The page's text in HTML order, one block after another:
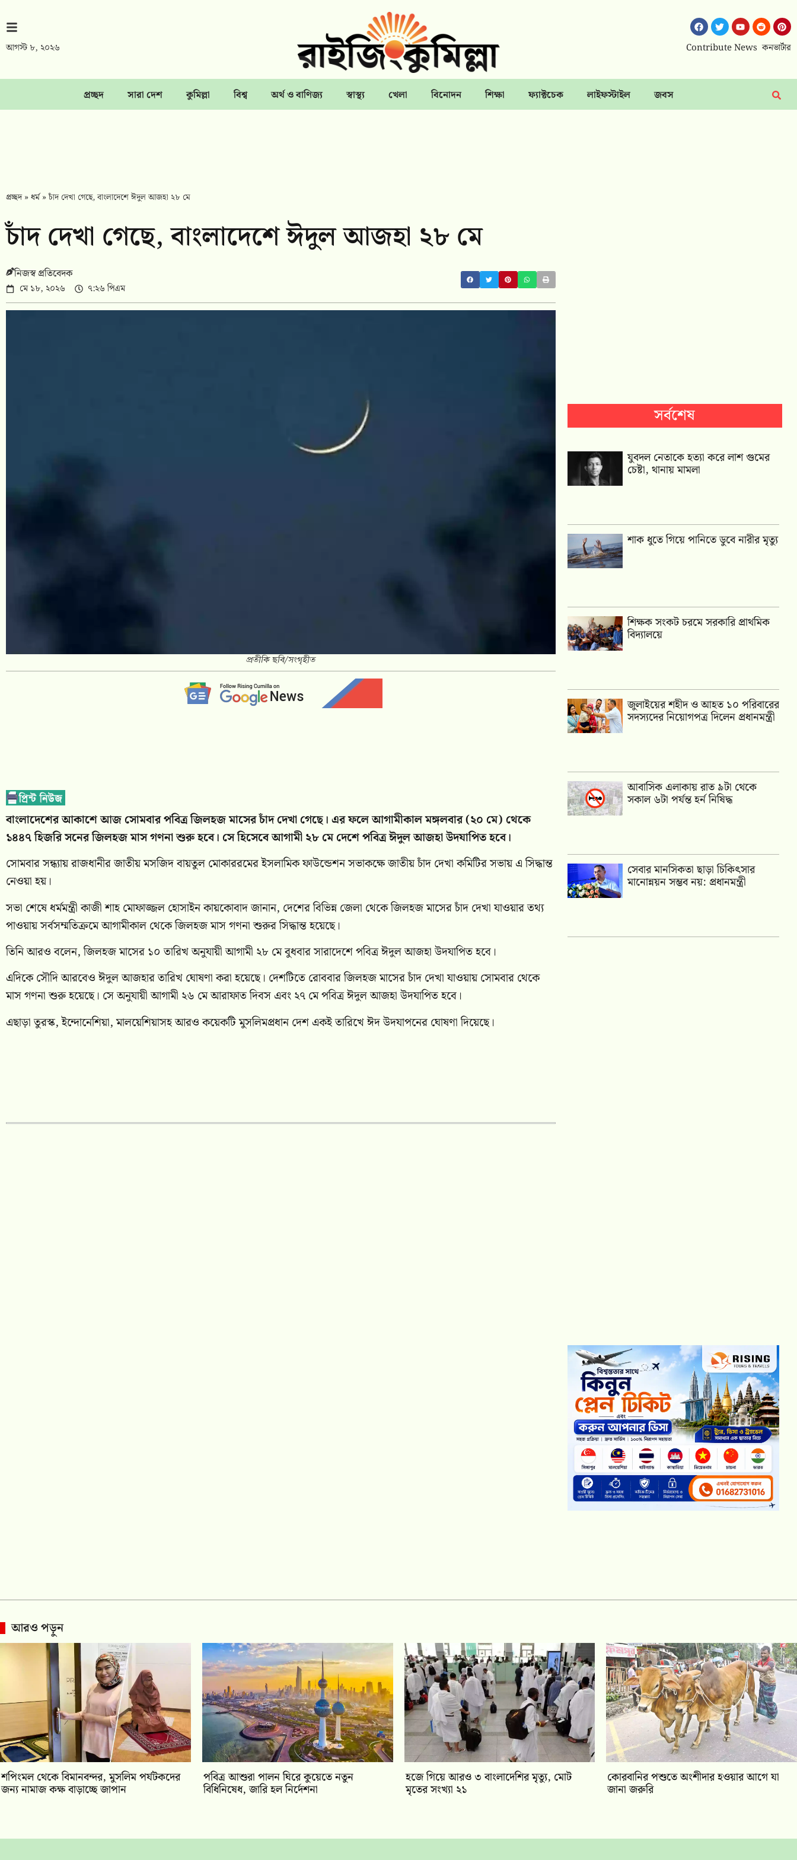
আগস্ট ৮, ২০২৬ Contribute News কনভার্টার
প্রচ্ছদ সারা দেশ কুমিল্লা বিশ্ব অর্থ ও বাণিজ্য স্বাস্থ্য খেলা বিনোদন শিক্ষা ফ্যাক্টচেক লাইফস্টাইল জবস
প্রচ্ছদ»ধর্ম»চাঁদ দেখা গেছে, বাংলাদেশে ঈদুল আজহা ২৮ মে
চাঁদ দেখা গেছে, বাংলাদেশে ঈদুল আজহা ২৮ মে
নিজস্ব প্রতিবেদক
মে ১৮, ২০২৬ ৭:২৬ পিএম
প্রতীকি ছবি/সংগৃহীত
বাংলাদেশের আকাশে আজ সোমবার পবিত্র জিলহজ মাসের চাঁদ দেখা গেছে। এর ফলে আগামীকাল মঙ্গলবার (২০ মে) থেকে
১৪৪৭ হিজরি সনের জিলহজ মাস গণনা শুরু হবে। সে হিসেবে আগামী ২৮ মে দেশে পবিত্র ঈদুল আজহা উদযাপিত হবে।
সোমবার সন্ধ্যায় রাজধানীর জাতীয় মসজিদ বায়তুল মোকাররমের ইসলামিক ফাউন্ডেশন সভাকক্ষে জাতীয় চাঁদ দেখা কমিটির সভায় এ সিদ্ধান্ত
নেওয়া হয়।
সভা শেষে ধর্মমন্ত্রী কাজী শাহ মোফাজ্জল হোসাইন কায়কোবাদ জানান, দেশের বিভিন্ন জেলা থেকে জিলহজ মাসের চাঁদ দেখা যাওয়ার তথ্য
পাওয়ায় সর্বসম্মতিক্রমে আগামীকাল থেকে জিলহজ মাস গণনা শুরুর সিদ্ধান্ত হয়েছে।
তিনি আরও বলেন, জিলহজ মাসের ১০ তারিখ অনুযায়ী আগামী ২৮ মে বুধবার সারাদেশে পবিত্র ঈদুল আজহা উদযাপিত হবে।
এদিকে সৌদি আরবেও ঈদুল আজহার তারিখ ঘোষণা করা হয়েছে। দেশটিতে রোববার জিলহজ মাসের চাঁদ দেখা যাওয়ায় সোমবার থেকে
মাস গণনা শুরু হয়েছে। সে অনুযায়ী আগামী ২৬ মে আরাফাত দিবস এবং ২৭ মে পবিত্র ঈদুল আজহা উদযাপিত হবে।
এছাড়া তুরস্ক, ইন্দোনেশিয়া, মালয়েশিয়াসহ আরও কয়েকটি মুসলিমপ্রধান দেশ একই তারিখে ঈদ উদযাপনের ঘোষণা দিয়েছে।
সর্বশেষ
যুবদল নেতাকে হত্যা করে লাশ গুমের
চেষ্টা, থানায় মামলা
শাক ধুতে গিয়ে পানিতে ডুবে নারীর মৃত্যু
শিক্ষক সংকট চরমে সরকারি প্রাথমিক
বিদ্যালয়ে
জুলাইয়ের শহীদ ও আহত ১০ পরিবারের
সদস্যদের নিয়োগপত্র দিলেন প্রধানমন্ত্রী
আবাসিক এলাকায় রাত ৯টা থেকে
সকাল ৬টা পর্যন্ত হর্ন নিষিদ্ধ
সেবার মানসিকতা ছাড়া চিকিৎসার
মানোন্নয়ন সম্ভব নয়: প্রধানমন্ত্রী
আরও পড়ুন
শপিংমল থেকে বিমানবন্দর, মুসলিম পর্যটকদের
জন্য নামাজ কক্ষ বাড়াচ্ছে জাপান
পবিত্র আশুরা পালন ঘিরে কুয়েতে নতুন
বিধিনিষেধ, জারি হল নির্দেশনা
হজে গিয়ে আরও ৩ বাংলাদেশির মৃত্যু, মোট
মৃতের সংখ্যা ২১
কোরবানির পশুতে অংশীদার হওয়ার আগে যা
জানা জরুরি